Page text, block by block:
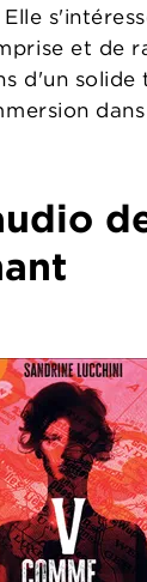
et de
d'un solide